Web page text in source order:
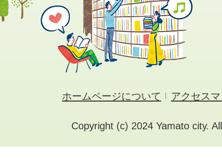
ホームページについて アクセス
Copyright (c) 2024 Yamato city.